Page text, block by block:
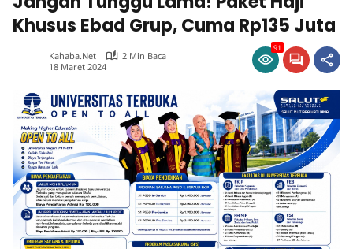
Khusus Ebad Grup, Cuma Rp135 Juta
Kahaba.net
2 Min Baca
18 Maret 2024
91